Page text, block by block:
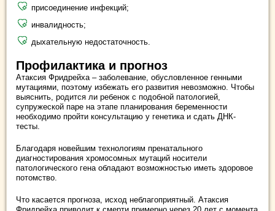
присоединение инфекций;
инвалидность;
дыхательную недостаточность.
Профилактика и прогноз
Атаксия Фридрейха – заболевание, обусловленное генными
мутациями, поэтому избежать его развития невозможно. Чтобы
выяснить, родится ли ребенок с подобной патологией,
супружеской паре на этапе планирования беременности
необходимо пройти консультацию у генетика и сдать ДНК-
тесты.
Благодаря новейшим технологиям пренатального
диагностирования хромосомных мутаций носители
патологического гена обладают возможностью иметь здоровое
потомство.
Что касается прогноза, исход неблагоприятный. Атаксия